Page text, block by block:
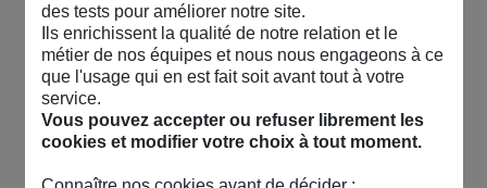
des tests pour améliorer notre site.
Ils enrichissent la qualité de notre relation et le
métier de nos équipes et nous nous engageons à ce
que l'usage qui en est fait soit avant tout à votre
service.
Vous pouvez accepter ou refuser librement les
cookies et modifier votre choix à tout moment.